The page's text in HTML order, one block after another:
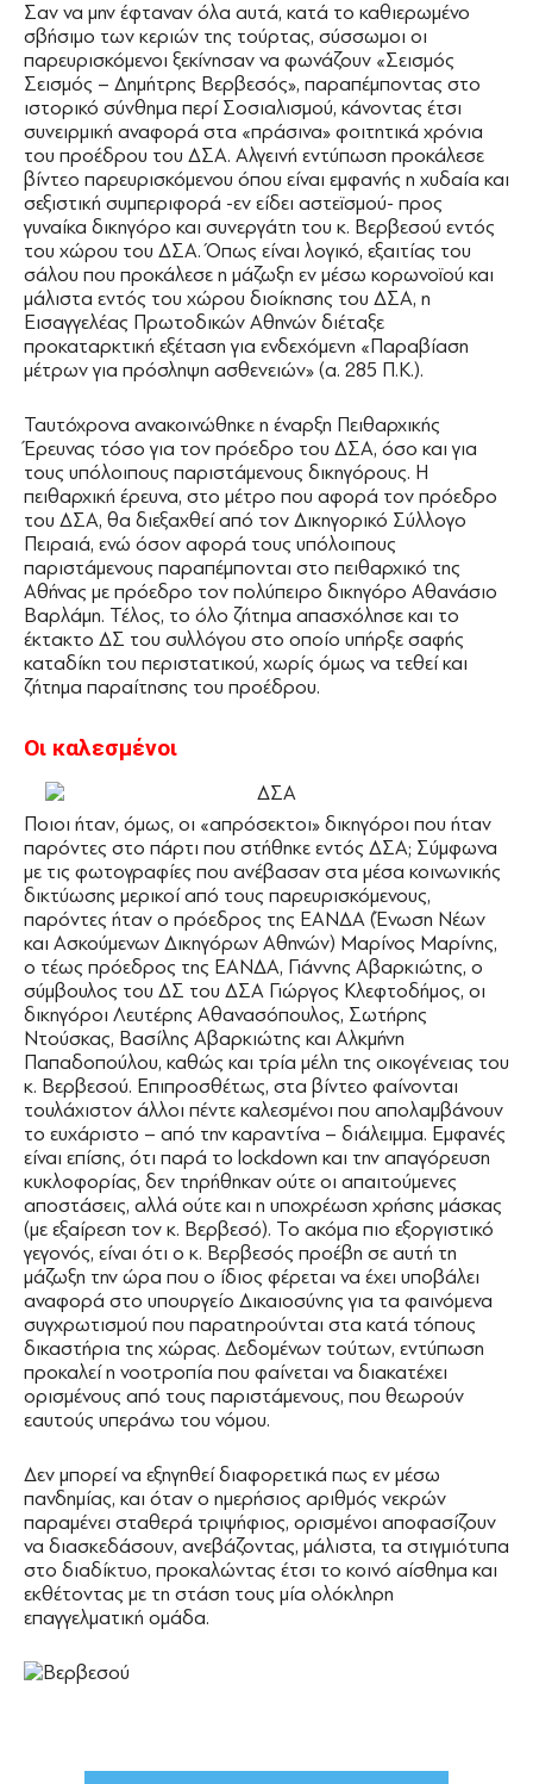
Σαν να μην έφταναν όλα αυτά, κατά το καθιερωμένο
σβήσιμο των κεριών της τούρτας, σύσσωμοι οι
παρευρισκόμενοι ξεκίνησαν να φωνάζουν «Σεισμός
Σεισμός – ∆ημήτρης Βερβεσός», παραπέμποντας στο
ιστορικό σύνθημα περί Σοσιαλισμού, κάνοντας έτσι
συνειρμική αναφορά στα «πράσινα» φοιτητικά χρόνια
του προέδρου του ∆ΣΑ. Αλγεινή εντύπωση προκάλεσε
βίντεο παρευρισκόμενου όπου είναι εμφανής η χυδαία και
σεξιστική συμπεριφορά -εν είδει αστεϊσμού- προς
γυναίκα δικηγόρο και συνεργάτη του κ. Βερβεσού εντός
του χώρου του ∆ΣΑ. Όπως είναι λογικό, εξαιτίας του
σάλου που προκάλεσε η μάζωξη εν μέσω κορωνοϊού και
μάλιστα εντός του χώρου διοίκησης του ∆ΣΑ, η
Εισαγγελέας Πρωτοδικών Αθηνών διέταξε
προκαταρκτική εξέταση για ενδεχόμενη «Παραβίαση
μέτρων για πρόσληψη ασθενειών» (α. 285 Π.Κ.).
Ταυτόχρονα ανακοινώθηκε η έναρξη Πειθαρχικής
Έρευνας τόσο για τον πρόεδρο του ∆ΣΑ, όσο και για
τους υπόλοιπους παριστάμενους δικηγόρους. Η
πειθαρχική έρευνα, στο μέτρο που αφορά τον πρόεδρο
του ∆ΣΑ, θα διεξαχθεί από τον ∆ικηγορικό Σύλλογο
Πειραιά, ενώ όσον αφορά τους υπόλοιπους
παριστάμενους παραπέμπονται στο πειθαρχικό της
Αθήνας με πρόεδρο τον πολύπειρο δικηγόρο Αθανάσιο
Βαρλάμη. Τέλος, το όλο ζήτημα απασχόλησε και το
έκτακτο ∆Σ του συλλόγου στο οποίο υπήρξε σαφής
καταδίκη του περιστατικού, χωρίς όμως να τεθεί και
ζήτημα παραίτησης του προέδρου.
Οι καλεσμένοι
Ποιοι ήταν, όμως, οι «απρόσεκτοι» δικηγόροι που ήταν
παρόντες στο πάρτι που στήθηκε εντός ∆ΣΑ; Σύμφωνα
με τις φωτογραφίες που ανέβασαν στα μέσα κοινωνικής
δικτύωσης μερικοί από τους παρευρισκόμενους,
παρόντες ήταν ο πρόεδρος της ΕΑΝ∆Α (Ένωση Νέων
και Ασκούμενων ∆ικηγόρων Αθηνών) Μαρίνος Μαρίνης,
ο τέως πρόεδρος της ΕΑΝ∆Α, Γιάννης Αβαρκιώτης, ο
σύμβουλος του ∆Σ του ∆ΣΑ Γιώργος Κλεφτοδήμος, οι
δικηγόροι Λευτέρης Αθανασόπουλος, Σωτήρης
Ντούσκας, Βασίλης Αβαρκιώτης και Αλκμήνη
Παπαδοπούλου, καθώς και τρία μέλη της οικογένειας του
κ. Βερβεσού. Επιπροσθέτως, στα βίντεο φαίνονται
τουλάχιστον άλλοι πέντε καλεσμένοι που απολαμβάνουν
το ευχάριστο – από την καραντίνα – διάλειμμα. Εμφανές
είναι επίσης, ότι παρά το lockdown και την απαγόρευση
κυκλοφορίας, δεν τηρήθηκαν ούτε οι απαιτούμενες
αποστάσεις, αλλά ούτε και η υποχρέωση χρήσης μάσκας
(με εξαίρεση τον κ. Βερβεσό). Το ακόμα πιο εξοργιστικό
γεγονός, είναι ότι ο κ. Βερβεσός προέβη σε αυτή τη
μάζωξη την ώρα που ο ίδιος φέρεται να έχει υποβάλει
αναφορά στο υπουργείο ∆ικαιοσύνης για τα φαινόμενα
συγχρωτισμού που παρατηρούνται στα κατά τόπους
δικαστήρια της χώρας. ∆εδομένων τούτων, εντύπωση
προκαλεί η νοοτροπία που φαίνεται να διακατέχει
ορισμένους από τους παριστάμενους, που θεωρούν
εαυτούς υπεράνω του νόμου.
∆εν μπορεί να εξηγηθεί διαφορετικά πως εν μέσω
πανδημίας, και όταν ο ημερήσιος αριθμός νεκρών
παραμένει σταθερά τριψήφιος, ορισμένοι αποφασίζουν
να διασκεδάσουν, ανεβάζοντας, μάλιστα, τα στιγμιότυπα
στο διαδίκτυο, προκαλώντας έτσι το κοινό αίσθημα και
εκθέτοντας με τη στάση τους μία ολόκληρη
επαγγελματική ομάδα.